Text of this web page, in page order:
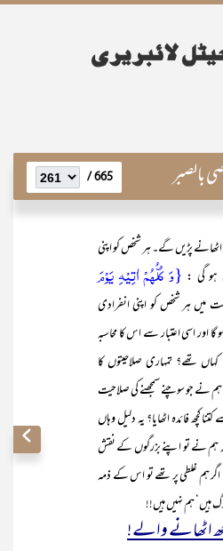
بالصبر 665 /
پڑیں گے۔ ہر شخص کو اپنی
ہو گی : {وَ کُلُّہُمۡ اٰتِیۡہِ یَوۡمَ
میں ہر شخص کو اپنی انفرادی
اور اسی اعتبار سے اس کا محاسبہ
تھے؟ تمہاری صلاحیتوں کا
نے جو سوچنے سمجھنے کی صلاحیت
کچھ فائدہ اٹھایا؟ یہ دلیل وہاں
ہم نے تو اپنے بزرگوں کے نقش
ہم غلطی پر تھے تو اس کے ذمہ
ہم نہیں ہیں!!
اٹھانے والے!